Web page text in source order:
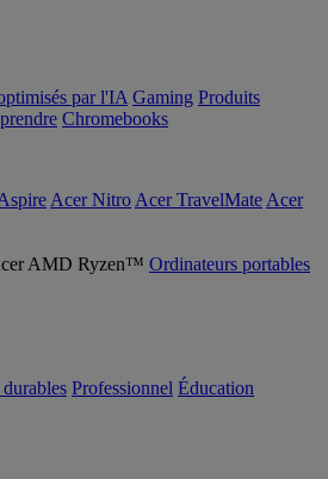
par l'IA Gaming Produits
Chromebooks
Acer Nitro Acer TravelMate Acer
Ordinateurs portables
Professionnel Éducation